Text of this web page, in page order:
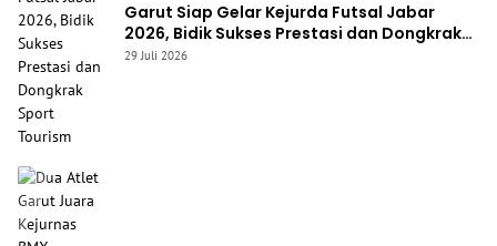
Garut Siap Gelar Kejurda Futsal Jabar
2026, Bidik Sukses Prestasi dan Dongkrak
Sport Tourism
29 Juli 2026